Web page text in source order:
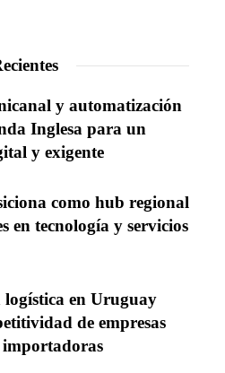
y automatización
Inglesa para un
y exigente
como hub regional
en tecnología y servicios
en Uruguay
de empresas